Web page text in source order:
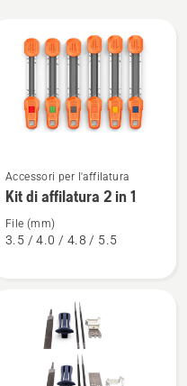
maggiori
dettagli
su
Kit
Accessori per l'affilatura
Kit di affilatura 2 in 1
File (mm)
3.5 / 4.0 / 4.8 / 5.5